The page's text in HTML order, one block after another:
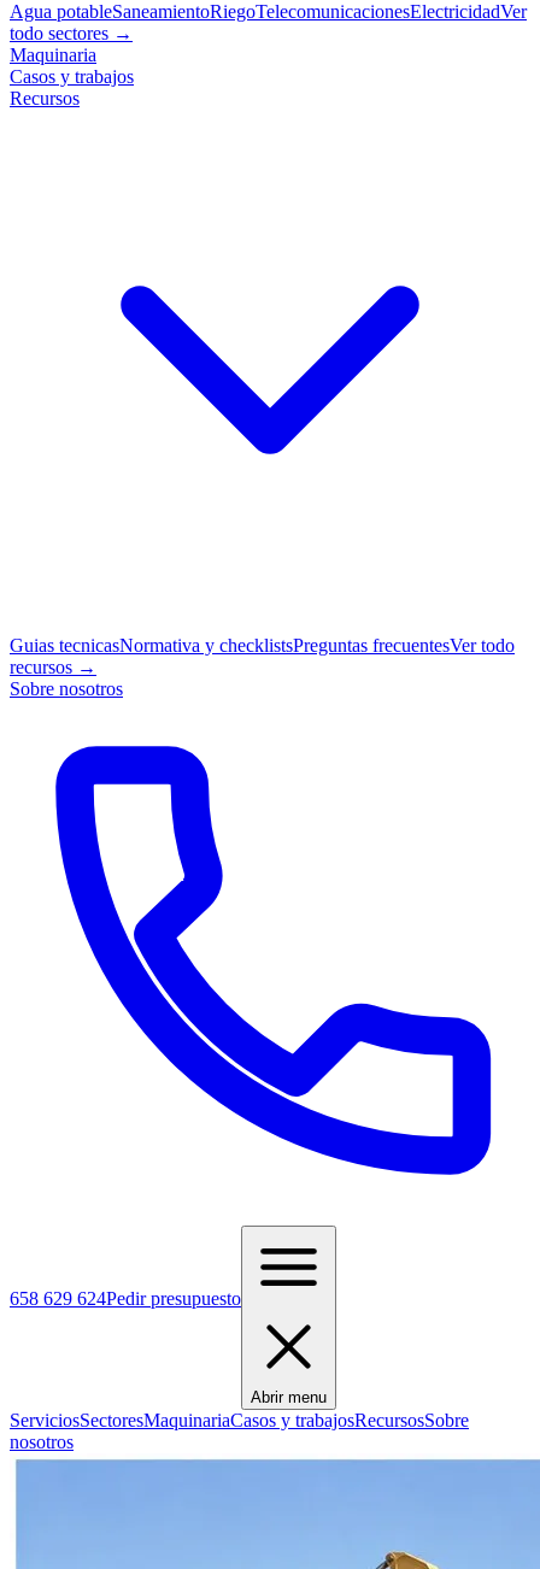
Agua potableSaneamientoRiegoTelecomunicacionesElectricidadVer
todo sectores →
Maquinaria
Casos y trabajos
Recursos
Guias tecnicasNormativa y checklistsPreguntas frecuentesVer todo
recursos →
Sobre nosotros
658 629 624Pedir presupuesto
Abrir menu
ServiciosSectoresMaquinariaCasos y trabajosRecursosSobre
nosotros